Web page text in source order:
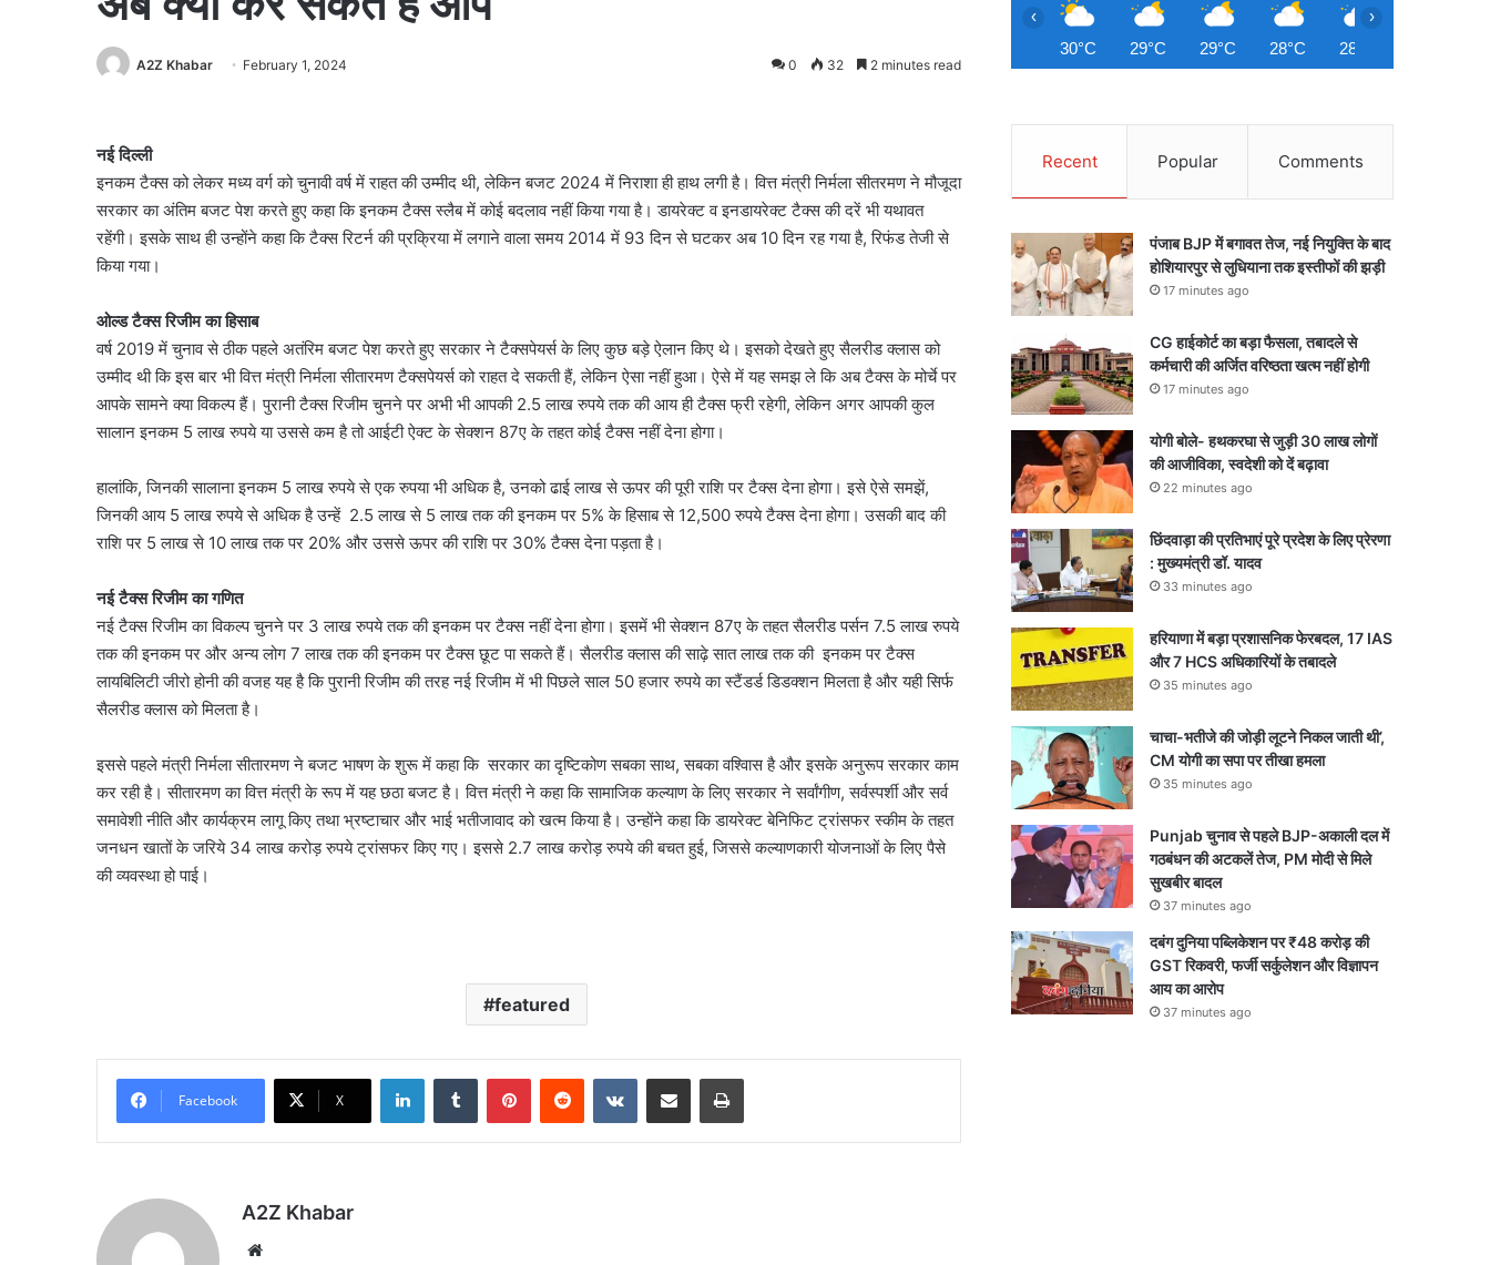
A2Z Khabar February 1, 2024 0 32 2 minutes read
नई दिल्ली
इनकम टैक्स को लेकर मध्य वर्ग को चुनावी वर्ष में राहत की उम्मीद थी, लेकिन बजट 2024 में निराशा ही हाथ लगी है। वित्त मंत्री निर्मला सीतरमण ने मौजूदा
सरकार का अंतिम बजट पेश करते हुए कहा कि इनकम टैक्स स्लैब में कोई बदलाव नहीं किया गया है। डायरेक्ट व इनडायरेक्ट टैक्स की दरें भी यथावत
रहेंगी। इसके साथ ही उन्होंने कहा कि टैक्स रिटर्न की प्रक्रिया में लगाने वाला समय 2014 में 93 दिन से घटकर अब 10 दिन रह गया है, रिफंड तेजी से
किया गया।
ओल्ड टैक्स रिजीम का हिसाब
वर्ष 2019 में चुनाव से ठीक पहले अतंरिम बजट पेश करते हुए सरकार ने टैक्सपेयर्स के लिए कुछ बड़े ऐलान किए थे। इसको देखते हुए सैलरीड क्लास को
उम्मीद थी कि इस बार भी वित्त मंत्री निर्मला सीतारमण टैक्सपेयर्स को राहत दे सकती हैं, लेकिन ऐसा नहीं हुआ। ऐसे में यह समझ ले कि अब टैक्स के मोर्चे पर
आपके सामने क्या विकल्प हैं। पुरानी टैक्स रिजीम चुनने पर अभी भी आपकी 2.5 लाख रुपये तक की आय ही टैक्स फ्री रहेगी, लेकिन अगर आपकी कुल
सालान इनकम 5 लाख रुपये या उससे कम है तो आईटी ऐक्ट के सेक्शन 87ए के तहत कोई टैक्स नहीं देना होगा।
हालांकि, जिनकी सालाना इनकम 5 लाख रुपये से एक रुपया भी अधिक है, उनको ढाई लाख से ऊपर की पूरी राशि पर टैक्स देना होगा। इसे ऐसे समझें,
जिनकी आय 5 लाख रुपये से अधिक है उन्हें 2.5 लाख से 5 लाख तक की इनकम पर 5% के हिसाब से 12,500 रुपये टैक्स देना होगा। उसकी बाद की
राशि पर 5 लाख से 10 लाख तक पर 20% और उससे ऊपर की राशि पर 30% टैक्स देना पड़ता है।
नई टैक्स रिजीम का गणित
नई टैक्स रिजीम का विकल्प चुनने पर 3 लाख रुपये तक की इनकम पर टैक्स नहीं देना होगा। इसमें भी सेक्शन 87ए के तहत सैलरीड पर्सन 7.5 लाख रुपये
तक की इनकम पर और अन्य लोग 7 लाख तक की इनकम पर टैक्स छूट पा सकते हैं। सैलरीड क्लास की साढ़े सात लाख तक की इनकम पर टैक्स
लायबिलिटी जीरो होनी की वजह यह है कि पुरानी रिजीम की तरह नई रिजीम में भी पिछले साल 50 हजार रुपये का स्टैंडर्ड डिडक्शन मिलता है और यही सिर्फ
सैलरीड क्लास को मिलता है।
इससे पहले मंत्री निर्मला सीतारमण ने बजट भाषण के शुरू में कहा कि सरकार का दृष्टिकोण सबका साथ, सबका वश्विास है और इसके अनुरूप सरकार काम
कर रही है। सीतारमण का वित्त मंत्री के रूप में यह छठा बजट है। वित्त मंत्री ने कहा कि सामाजिक कल्याण के लिए सरकार ने सर्वांगीण, सर्वस्पर्शी और सर्व
समावेशी नीति और कार्यक्रम लागू किए तथा भ्रष्टाचार और भाई भतीजावाद को खत्म किया है। उन्होंने कहा कि डायरेक्ट बेनिफिट ट्रांसफर स्कीम के तहत
जनधन खातों के जरिये 34 लाख करोड़ रुपये ट्रांसफर किए गए। इससे 2.7 लाख करोड़ रुपये की बचत हुई, जिससे कल्याणकारी योजनाओं के लिए पैसे
की व्यवस्था हो पाई।
featured
Facebook X
LinkedInTumblr PinterestReddit VKontakteShare via Email Print
A2Z Khabar
30°C 29°C 29°C 28°C 28°C
‹ ›
Recent Popular Comments
पंजाब BJP में बगावत तेज, नई नियुक्ति के बाद
होशियारपुर से लुधियाना तक इस्तीफों की झड़ी
17 minutes ago
CG हाईकोर्ट का बड़ा फैसला, तबादले से
कर्मचारी की अर्जित वरिष्ठता खत्म नहीं होगी
17 minutes ago
योगी बोले- हथकरघा से जुड़ी 30 लाख लोगों
की आजीविका, स्वदेशी को दें बढ़ावा
22 minutes ago
छिंदवाड़ा की प्रतिभाएं पूरे प्रदेश के लिए प्रेरणा
: मुख्यमंत्री डॉ. यादव
33 minutes ago
हरियाणा में बड़ा प्रशासनिक फेरबदल, 17 IAS
और 7 HCS अधिकारियों के तबादले
35 minutes ago
चाचा-भतीजे की जोड़ी लूटने निकल जाती थी’,
CM योगी का सपा पर तीखा हमला
35 minutes ago
Punjab चुनाव से पहले BJP-अकाली दल में
गठबंधन की अटकलें तेज, PM मोदी से मिले
सुखबीर बादल
37 minutes ago
दबंग दुनिया पब्लिकेशन पर ₹48 करोड़ की
GST रिकवरी, फर्जी सर्कुलेशन और विज्ञापन
आय का आरोप
37 minutes ago